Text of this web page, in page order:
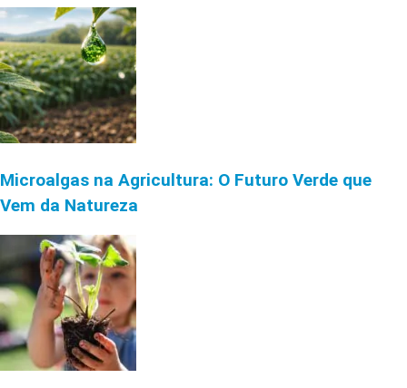
Microalgas na Agricultura: O Futuro Verde que
Vem da Natureza